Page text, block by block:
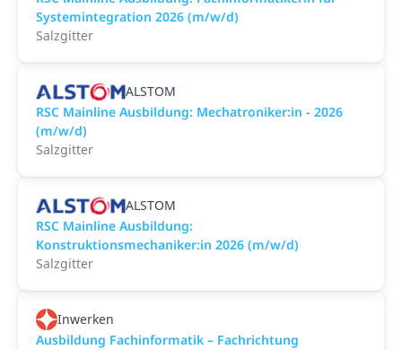
Systemintegration 2026 (m/w/d)
Salzgitter
ALSTOM
RSC Mainline Ausbildung: Mechatroniker:in - 2026
(m/w/d)
Salzgitter
ALSTOM
RSC Mainline Ausbildung:
Konstruktionsmechaniker:in 2026 (m/w/d)
Salzgitter
Inwerken
Ausbildung Fachinformatik – Fachrichtung